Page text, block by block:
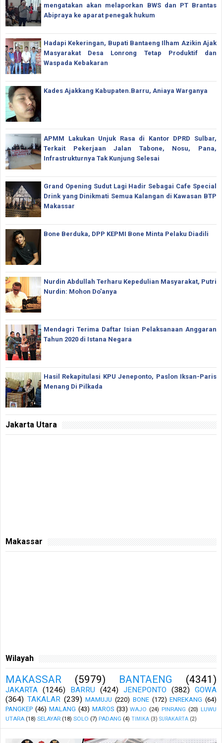
mengatakan akan melaporkan BWS dan PT Brantas
Abipraya ke aparat penegak hukum
Hadapi Kekeringan, Bupati Bantaeng Ilham Azikin Ajak
Masyarakat Desa Lonrong Tetap Produktif dan
Waspada Kebakaran
Kades Ajakkang Kabupaten.Barru, Aniaya Warganya
APMM Lakukan Unjuk Rasa di Kantor DPRD Sulbar,
Terkait Pekerjaan Jalan Tabone, Nosu, Pana,
Infrastrukturnya Tak Kunjung Selesai
Grand Opening Sudut Lagi Hadir Sebagai Cafe Special
Drink yang Dinikmati Semua Kalangan di Kawasan BTP
Makassar
Bone Berduka, DPP KEPMI Bone Minta Pelaku Diadili
Nurdin Abdullah Terharu Kepedulian Masyarakat, Putri
Nurdin: Mohon Do'anya
Mendagri Terima Daftar Isian Pelaksanaan Anggaran
Tahun 2020 di Istana Negara
Hasil Rekapitulasi KPU Jeneponto, Paslon Iksan-Paris
Menang Di Pilkada
Jakarta Utara
Makassar
Wilayah
MAKASSAR (5979) BANTAENG (4341)
JAKARTA (1246) BARRU (424) JENEPONTO (382)
GOWA
(364) TAKALAR (239) MAMUJU (220) BONE (172) ENREKANG (64)
PANGKEP (46) MALANG (43) MAROS (33) WAJO (24) PINRANG (20) LUWU
UTARA (18) SELAYAR (18) SOLO (7) PADANG (4) TIMIKA (3) SURAKARTA (2)